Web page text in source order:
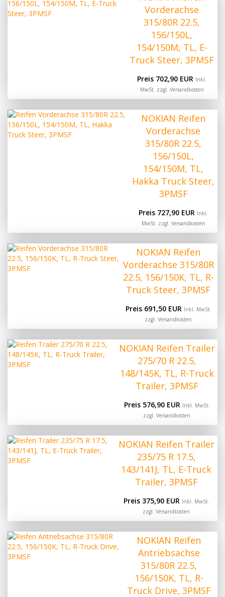
Vorderachse
315/80R 22.5,
156/150L,
154/150M, TL, E-
Truck Steer, 3PMSF
Preis 702,90 EUR Inkl.
MwSt. zzgl. Versandkosten
NOKIAN Reifen
Vorderachse
315/80R 22.5,
156/150L,
154/150M, TL,
Hakka Truck Steer,
3PMSF
Preis 727,90 EUR Inkl.
MwSt. zzgl. Versandkosten
NOKIAN Reifen
Vorderachse 315/80R
22.5, 156/150K, TL, R-
Truck Steer, 3PMSF
Preis 691,50 EUR Inkl. MwSt.
zzgl.Versandkosten
NOKIAN Reifen Trailer
275/70 R 22.5,
148/145K, TL, R-Truck
Trailer, 3PMSF
Preis 576,90 EUR Inkl. MwSt.
zzgl. Versandkosten
NOKIAN Reifen Trailer
235/75 R 17.5,
143/141J, TL, E-Truck
Trailer, 3PMSF
Preis 375,90 EUR Inkl. MwSt.
zzgl.Versandkosten
NOKIAN Reifen
Antriebsachse
315/80R 22.5,
156/150K, TL, R-
Truck Drive, 3PMSF